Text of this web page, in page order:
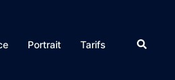
Portrait Tarifs